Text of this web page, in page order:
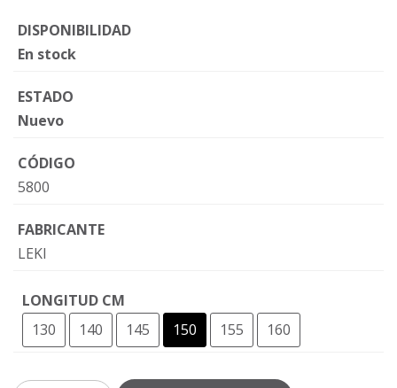
DISPONIBILIDAD
En stock
ESTADO
Nuevo
CÓDIGO
5800
FABRICANTE
LEKI
LONGITUD CM
130
140 145 150 155 160